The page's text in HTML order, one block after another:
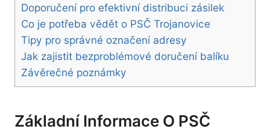
Doporučení pro efektivní distribuci zásilek
Co je potřeba vědět o PSČ Trojanovice
Tipy pro správné označení adresy
Jak zajistit bezproblémové doručení balíku
Závěrečné poznámky
Základní Informace O PSČ